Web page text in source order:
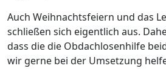
Auch Weihnachtsfeiern und das
schließen sich eigentlich aus.
dass die die Obdachlosenhilfe
wir gerne bei der Umsetzung